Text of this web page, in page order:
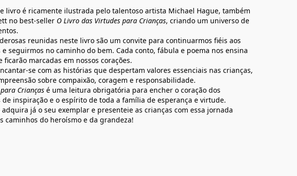
livro é ricamente ilustrada pelo talentoso artista Michael Hague, também
no best-seller O Livro das Virtudes para Crianças, criando um universo de
reunidas neste livro são um convite para continuarmos fiéis aos
e seguirmos no caminho do bem. Cada conto, fábula e poema nos ensina
ficarão marcadas em nossos corações.
se com as histórias que despertam valores essenciais nas crianças,
sobre compaixão, coragem e responsabilidade.
Crianças é uma leitura obrigatória para encher o coração dos
inspiração e o espírito de toda a família de esperança e virtude.
já o seu exemplar e presenteie as crianças com essa jornada
caminhos do heroísmo e da grandeza!